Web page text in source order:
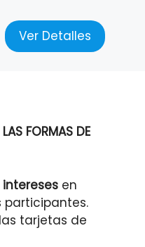
Ver Detalles
FORMAS DE
intereses en
tarjetas de